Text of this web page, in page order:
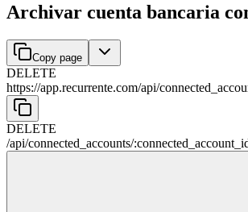
Archivar cuenta bancaria
Copy page
DELETE
https://app.recurrente.com/api/
DELETE
/api/connected_accounts/: